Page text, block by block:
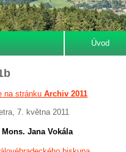
Úvod
na stránku Archiv 2011
7. května 2011
Jana Vokála